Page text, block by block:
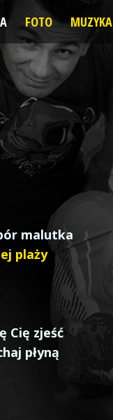
FOTO MUZYKA
malutka
plaży
Cię zjeść
płyną